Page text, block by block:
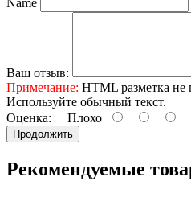
Name
Ваш отзыв:
Примечание: HTML разметка не
Используйте обычный текст.
Оценка: Плохо
Продолжить
Рекомендуемые